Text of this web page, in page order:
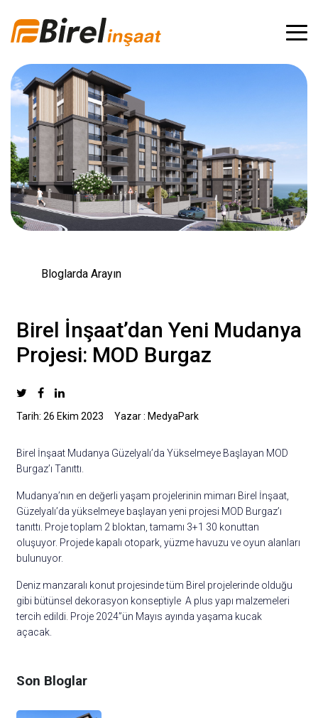
Birel İnşaat’dan Yeni Mudanya
Projesi: MOD Burgaz
Tarih: 26 Ekim 2023 Yazar : MedyaPark
Birel İnşaat Mudanya Güzelyalı’da Yükselmeye Başlayan MOD
Burgaz’ı Tanıttı.
Mudanya’nın en değerli yaşam projelerinin mimarı Birel İnşaat,
Güzelyalı’da yükselmeye başlayan yeni projesi MOD Burgaz’ı
tanıttı. Proje toplam 2 bloktan, tamamı 3+1 30 konuttan
oluşuyor. Projede kapalı otopark, yüzme havuzu ve oyun alanları
bulunuyor.
Deniz manzaralı konut projesinde tüm Birel projelerinde olduğu
gibi bütünsel dekorasyon konseptiyle A plus yapı malzemeleri
tercih edildi. Proje 2024”ün Mayıs ayında yaşama kucak
açacak.
Son Bloglar